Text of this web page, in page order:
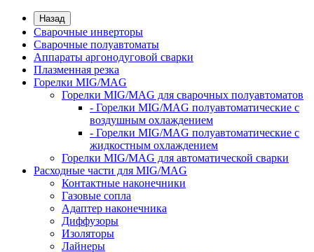
Назад
Сварочные инверторы
Сварочные полуавтоматы
Аппараты аргонодуговой сварки
Плазменная резка
Горелки MIG/MAG
Горелки MIG/MAG для сварочных полуавтоматов
- Горелки MIG/MAG полуавтоматические с
воздушным охлаждением
- Горелки MIG/MAG полуавтоматические с
жидкостным охлаждением
Горелки MIG/MAG для автоматической сварки
Расходные части для MIG/MAG
Контактные наконечники
Газовые сопла
Адаптер наконечника
Диффузоры
Изоляторы
Лайнеры